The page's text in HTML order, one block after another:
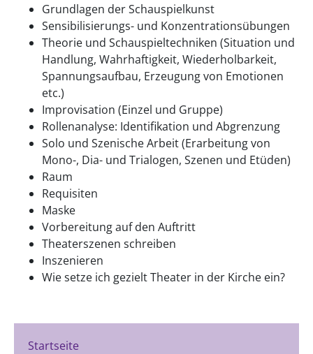
Grundlagen der Schauspielkunst
Sensibilisierungs- und Konzentrationsübungen
Theorie und Schauspieltechniken (Situation und
Handlung, Wahrhaftigkeit, Wiederholbarkeit,
Spannungsaufbau, Erzeugung von Emotionen
etc.)
Improvisation (Einzel und Gruppe)
Rollenanalyse: Identifikation und Abgrenzung
Solo und Szenische Arbeit (Erarbeitung von
Mono-, Dia- und Trialogen, Szenen und Etüden)
Raum
Requisiten
Maske
Vorbereitung auf den Auftritt
Theaterszenen schreiben
Inszenieren
Wie setze ich gezielt Theater in der Kirche ein?
Startseite